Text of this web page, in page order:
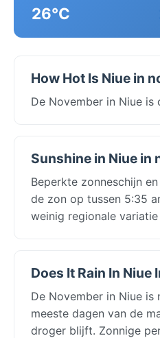
26°C
How Hot Is Niue in
De November in Niue
Sunshine in Niue in
Beperkte zonneschijn
de zon op tussen 5:35
weinig regionale
Does It Rain In Niue
De November in Niue
meeste dagen van de
droger blijft. Zonnige